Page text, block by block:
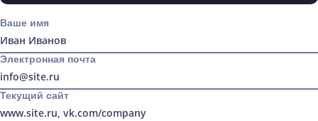
Ваше имя
Электронная почта
Текущий сайт